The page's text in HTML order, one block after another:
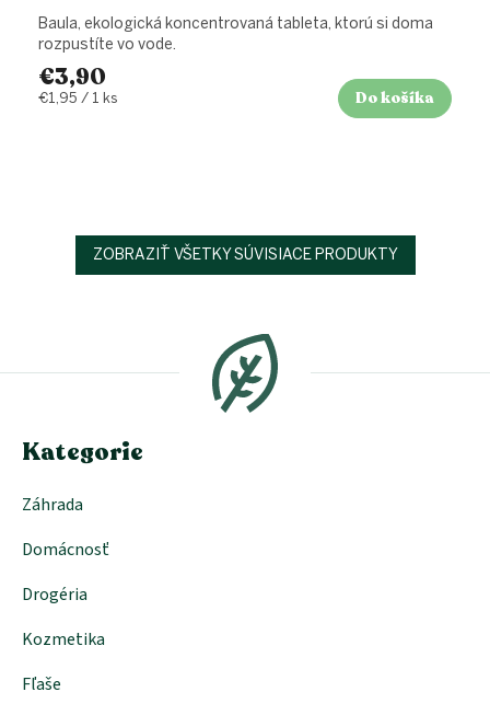
€3,90
Jednotková
€1,95 / 1 ks Do košíka
Baula, ekologická koncentrovaná tableta, ktorú si doma
rozpustíte vo vode.
ZOBRAZIŤ VŠETKY SÚVISIACE PRODUKTY
ä
Kategorie
Záhrada
Domácnosť
Drogéria
Kozmetika
Fľaše